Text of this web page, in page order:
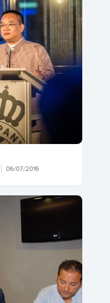
06/07/2016